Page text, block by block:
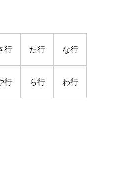
行 た行 な行
行 ら行 わ行